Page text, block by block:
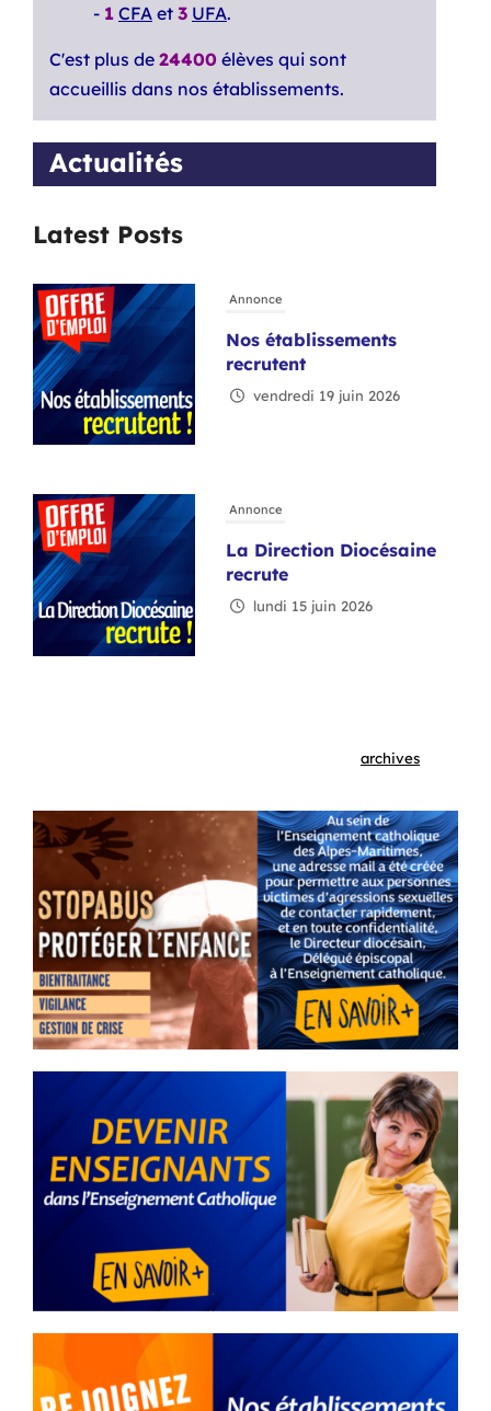
- 1 CFA et 3 UFA.
C'est plus de 24400 élèves qui sont
accueillis dans nos établissements.
Actualités
Latest Posts
Annonce
Nos établissements
recrutent
vendredi 19 juin 2026
Annonce
La Direction Diocésaine
recrute
lundi 15 juin 2026
Annonce
Decouvrez les
orientations Diocésaines
2025/2035
jeudi 30 octobre 2025
En quoi les orientations
diocésaines 2025-2035 de
l’EC06 rejoignent
profondément la lettre
apostolique ?
vendredi 26 juin 2026
archives